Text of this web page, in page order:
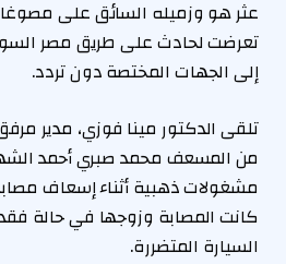
عثر هو وزميله السائق على
تعرضت لحادث على طريق مصر
إلى الجهات المختصة دون تردد.
تلقى الدكتور مينا فوزي، مدير
من المسعف محمد صبري أحمد
مشغولات ذهبية أثناء إسعاف
كانت المصابة وزوجها في حالة
السيارة المتضررة.